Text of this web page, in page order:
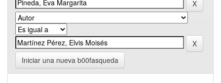
Iniciar una nueva b00fasqueda